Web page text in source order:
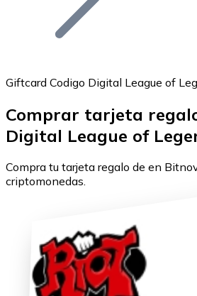
Bitcoin
Giftcard Codigo Digital League of
Comprar tarjeta
Digital League of
Compra tu tarjeta regalo de en
criptomonedas.